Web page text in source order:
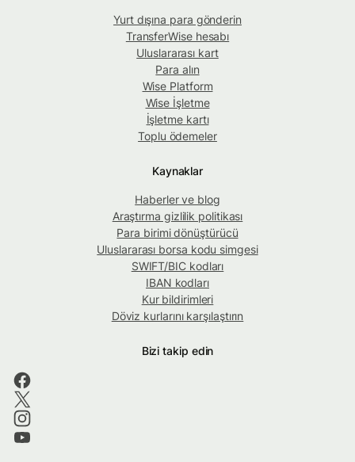
Yurt dışına para gönderin
TransferWise hesabı
Uluslararası kart
Para alın
Wise Platform
Wise İşletme
İşletme kartı
Toplu ödemeler
Kaynaklar
Haberler ve blog
Araştırma gizlilik politikası
Para birimi dönüştürücü
Uluslararası borsa kodu simgesi
SWIFT/BIC kodları
IBAN kodları
Kur bildirimleri
Döviz kurlarını karşılaştırın
Bizi takip edin